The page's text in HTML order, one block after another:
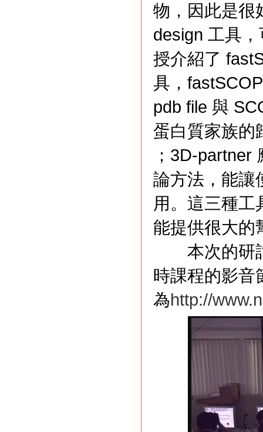
物，因此是很
design 工具
授介紹了
具，
pdb file 與
蛋白質家族的
；3D-partner
論方法，能讓
用。這三種工
能提供很大的
本次的研討
時課程的影音
為http://